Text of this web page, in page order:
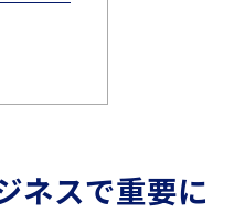
ネスで重要に